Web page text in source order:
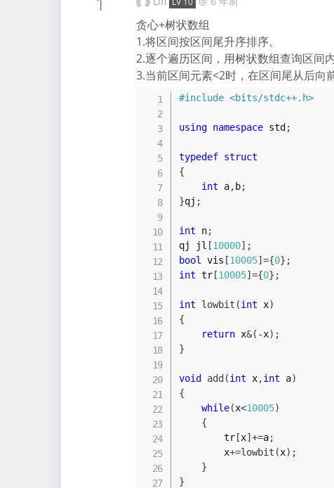
贪心+树状数组
1.将区间按区间尾升序排序。
2.逐个遍历区间，用树状数组查询区间内
3.当前区间元素<2时，在区间尾从后向
#include <bits/stdc++.h>
using namespace std ;
typedef struct
{
int a, b;
}qj ;
int n;
qj jl [10000] ;
bool
vis [10005] ={0} ;
int tr[10005] ={0} ;
int lowbit (int x)
{
return x&( -x) ;
}
void add (int x,int a)
{
while(x<10005)
{
        tr
[x] +=a;
        x
+=lowbit (x) ;
}
}